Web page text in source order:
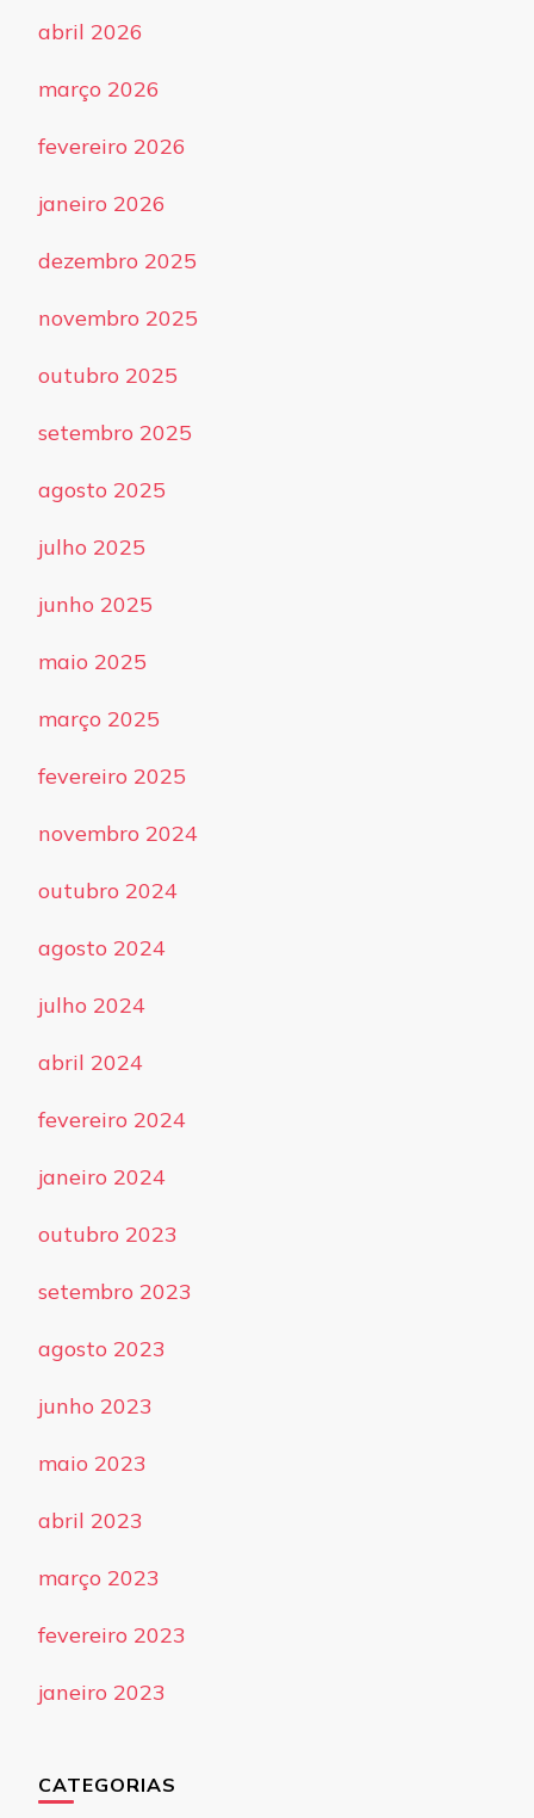
abril 2026
março 2026
fevereiro 2026
janeiro 2026
dezembro 2025
novembro 2025
outubro 2025
setembro 2025
agosto 2025
julho 2025
junho 2025
maio 2025
março 2025
fevereiro 2025
novembro 2024
outubro 2024
agosto 2024
julho 2024
abril 2024
fevereiro 2024
janeiro 2024
outubro 2023
setembro 2023
agosto 2023
junho 2023
maio 2023
abril 2023
março 2023
fevereiro 2023
janeiro 2023
CATEGORIAS